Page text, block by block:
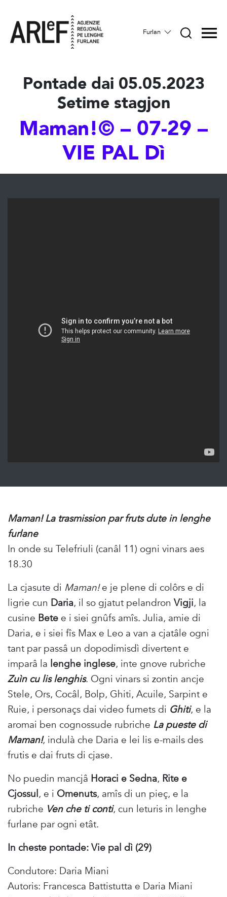
Furlan
Pontade dai 05.05.2023
Setime stagjon
Maman!© – 07-29 –
VIE PAL Dì
Maman! La trasmission par fruts dute in lenghe
furlane
In onde su Telefriuli (canâl 11) ogni vinars aes
18.30
La cjasute di Maman!e je plene di colôrs e di
ligrie cun Daria, il so gjatut pelandron Vigji, la
cusine Bete e i siei gnûfs amîs. Julia, amie di
Daria, e i siei fîs Max e Leo a van a cjatâle ogni
tant par passâ un dopodimisdì divertent e
imparâ la lenghe inglese, inte gnove rubriche
Zuìn cu lis lenghis. Ogni vinars si zontin ancje
Stele, Ors, Cocâl, Bolp, Ghiti, Acuile, Sarpint e
Ruie, i personaçs dai video fumets di Ghiti, e la
aromai ben cognossude rubriche La pueste di
Maman!, indulà che Daria e lei lis e-mails des
frutis e dai fruts di cjase.
No puedin mancjâ Horaci e Sedna, Rite e
Cjossul, e i Omenuts, amîs di un pieç, e la
rubriche Ven che ti conti, cun leturis in lenghe
furlane par ogni etât.
In cheste pontade: Vie pal dì (29)
Condutore: Daria Miani
Autoris: Francesca Battistutta e Daria Miani